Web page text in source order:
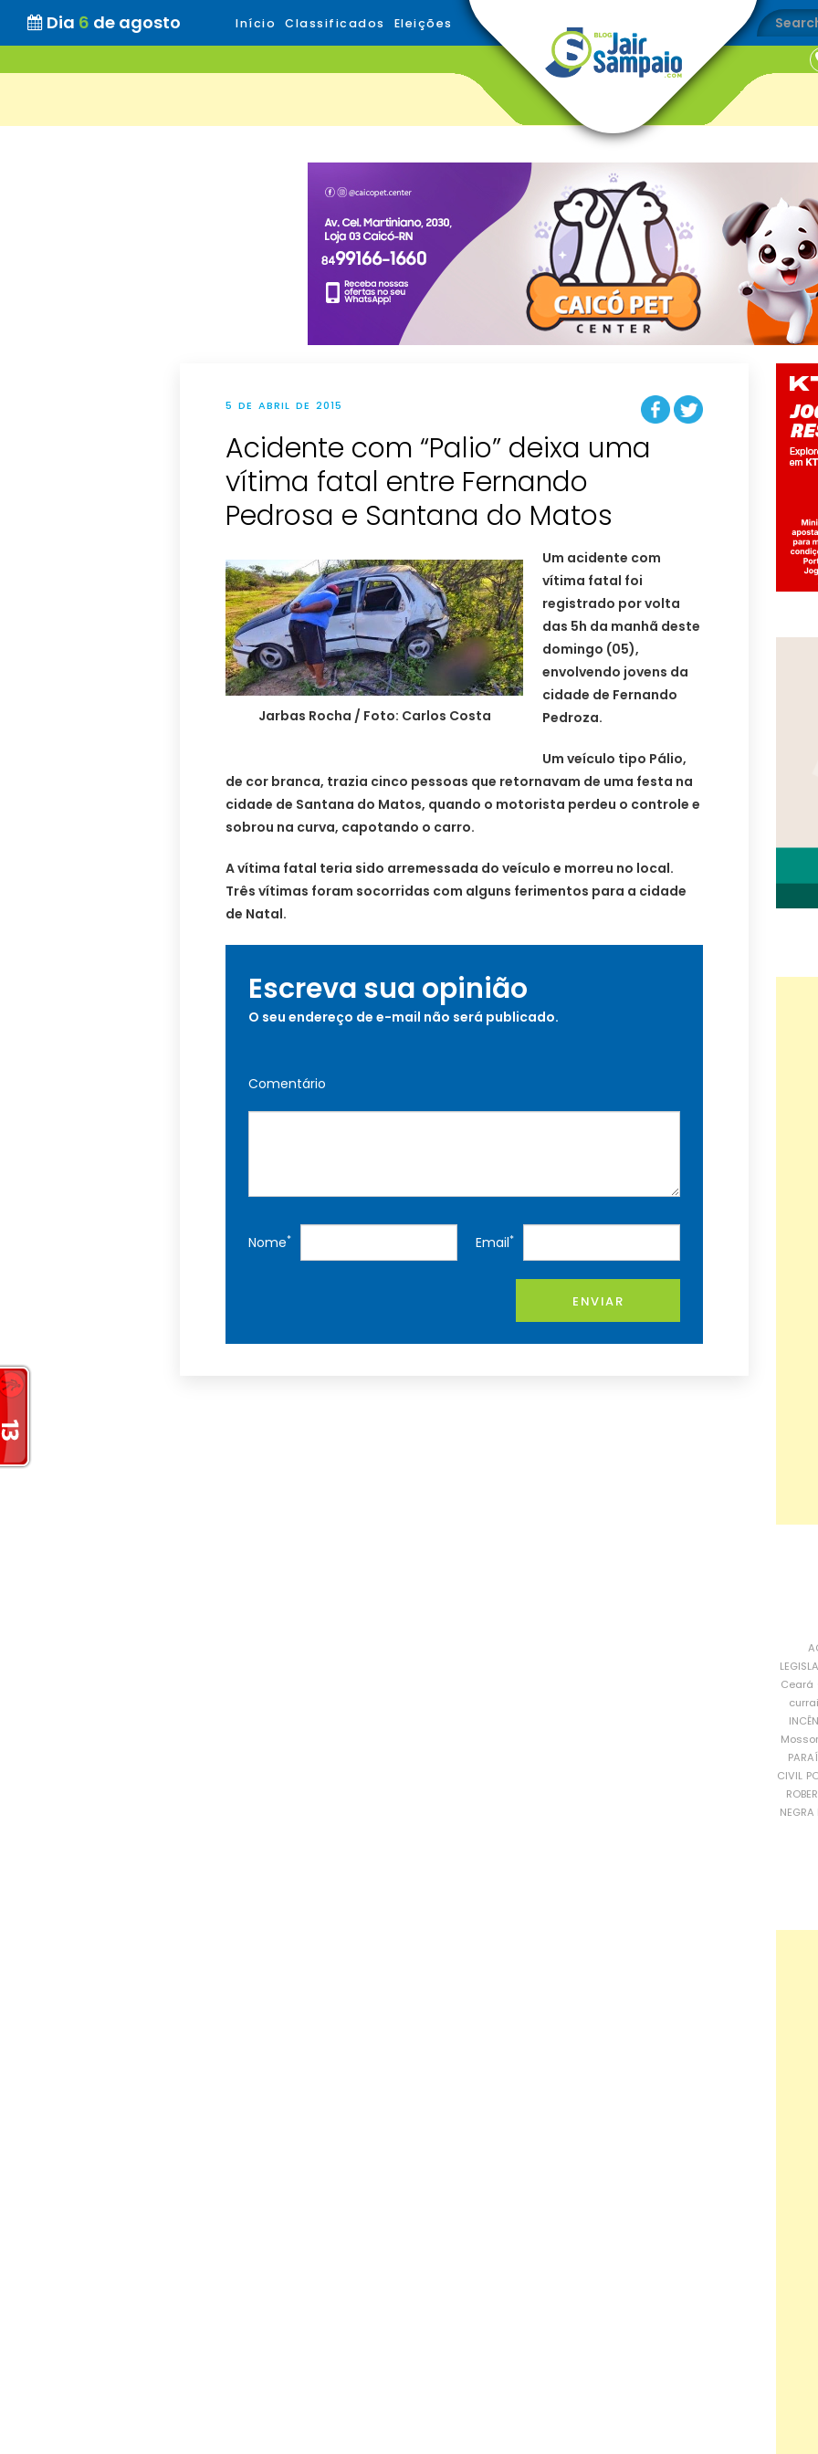
Dia 6 de agosto Início Classificados Eleições
5 DE ABRIL DE 2015
Acidente com “Palio” deixa uma
vítima fatal entre Fernando
Pedrosa e Santana do Matos
Jarbas Rocha / Foto: Carlos Costa
Um acidente com
vítima fatal foi
registrado por volta
das 5h da manhã deste
domingo (05),
envolvendo jovens da
cidade de Fernando
Pedroza.
Um veículo tipo Pálio,
de cor branca, trazia cinco pessoas que retornavam de uma festa na
cidade de Santana do Matos, quando o motorista perdeu o controle e
sobrou na curva, capotando o carro.
A vítima fatal teria sido arremessada do veículo e morreu no local.
Três vítimas foram socorridas com alguns ferimentos para a cidade
de Natal.
Escreva sua opinião
O seu endereço de e-mail não será publicado.
Comentário
Nome* Email*
ENVIAR
Ceará
CIVIL
NEGRA